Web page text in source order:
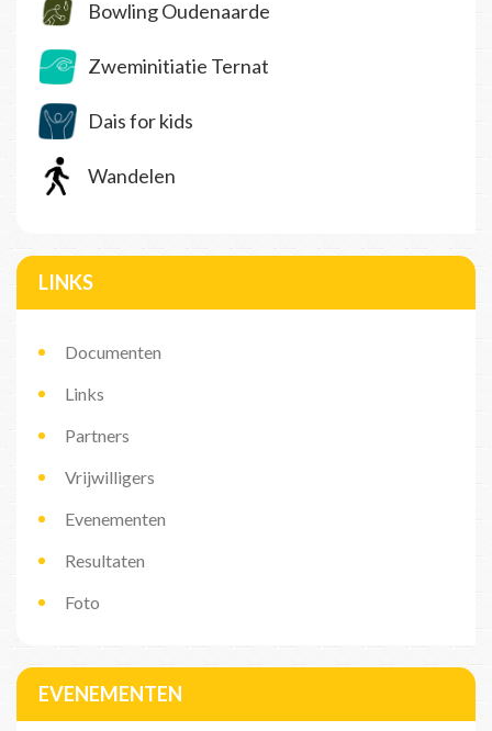
Bowling Oudenaarde
Zweminitiatie Ternat
Dais for kids
Wandelen
LINKS
Documenten
Links
Partners
Vrijwilligers
Evenementen
Resultaten
Foto
EVENEMENTEN